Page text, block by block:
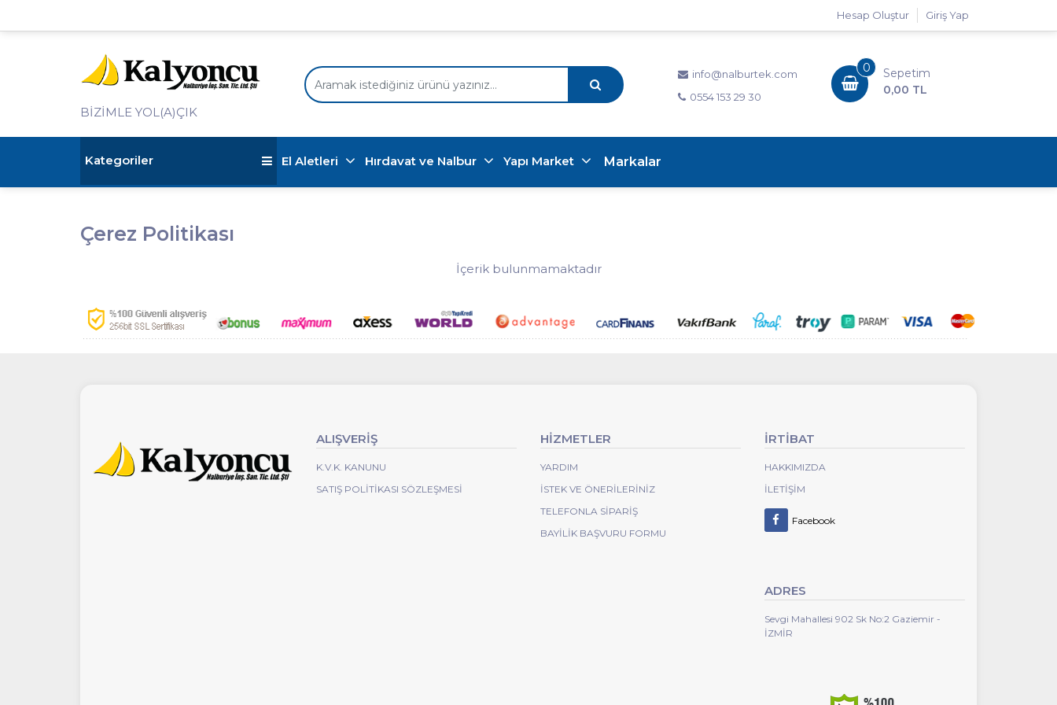
Giriş Yap
Hesap Oluştur
BİZİMLE YOL(A)ÇIK
info@nalburtek.com
0554 153 29 30
0
Sepetim
0,00 TL
Kategoriler El Aletleri Hırdavat ve Nalbur Yapı Market Markalar
Çerez Politikası
İçerik bulunmamaktadır
ALIŞVERİŞ
K.V.K. KANUNU
SATIŞ POLITIKASI SÖZLEŞMESI
HİZMETLER
YARDIM
İSTEK VE ÖNERILERINIZ
TELEFONLA SIPARIŞ
BAYILIK BAŞVURU FORMU
İRTİBAT
HAKKIMIZDA
İLETIŞIM
Facebook
ADRES
Sevgi Mahallesi 902 Sk No:2 Gaziemir -
İZMİR